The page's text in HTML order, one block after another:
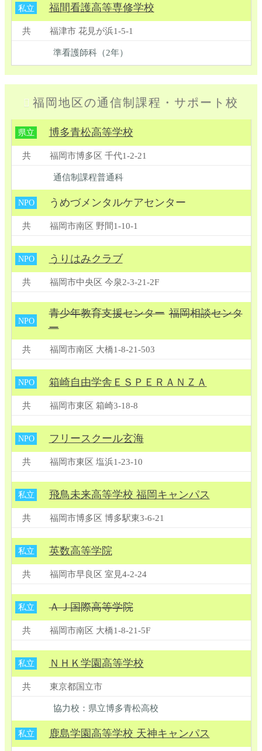
私立 福間看護高等専修学校
共 福津市 花見が浜1-5-1
準看護師科（2年）
福岡地区の通信制課程 ・ サポート校
県立 博多青松高等学校
共 福岡市博多区 千代1-2-21
通信制課程普通科
NPO うめづメンタルケアセンター
共 福岡市南区 野間1-10-1
NPO うりはみクラブ
共 福岡市中央区 今泉2-3-21-2F
NPO
青少年教育支援センター 福岡相談センタ
ー
共 福岡市南区 大橋1-8-21-503
NPO 箱崎自由学舎ＥＳＰＥＲＡＮＺＡ
共 福岡市東区 箱崎3-18-8
NPO フリースクール玄海
共 福岡市東区 塩浜1-23-10
私立 飛鳥未来高等学校 福岡キャンパス
共 福岡市博多区 博多駅東3-6-21
私立 英数高等学院
共 福岡市早良区 室見4-2-24
私立 ＡＪ国際高等学院
共 福岡市南区 大橋1-8-21-5F
私立 ＮＨＫ学園高等学校
共 東京都国立市
協力校：県立博多青松高校
私立 鹿島学園高等学校 天神キャンパス